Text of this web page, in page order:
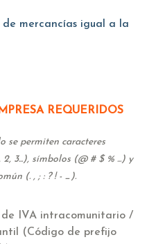
mercancías igual a la
REQUERIDOS
se permiten caracteres
3...), símbolos (@ # $ % ...) y
(. , ; : ? ! - _).
IVA intracomunitario /
(Código de prefijo